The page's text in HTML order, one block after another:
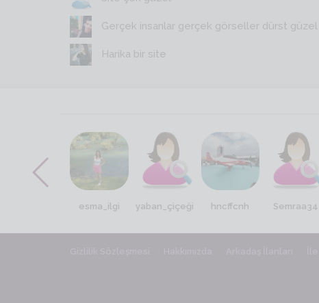
Gerçek insanlar gerçek görseller dürst güzel
Harika bir site
esma_ilgi yaban_çiçeği hncffcnh Semraa34